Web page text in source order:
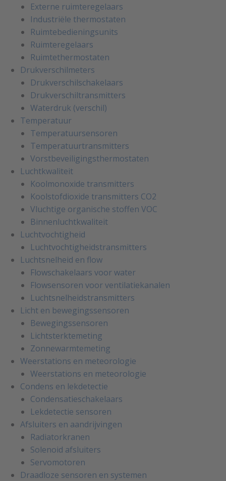
Externe ruimteregelaars
Industriële thermostaten
Ruimtebedieningsunits
Ruimteregelaars
Ruimtethermostaten
Drukverschilmeters
Drukverschilschakelaars
Drukverschiltransmitters
Waterdruk (verschil)
Temperatuur
Temperatuursensoren
Temperatuurtransmitters
Vorstbeveiligingsthermostaten
Luchtkwaliteit
Koolmonoxide transmitters
Koolstofdioxide transmitters CO2
Vluchtige organische stoffen VOC
Binnenluchtkwaliteit
Luchtvochtigheid
Luchtvochtigheidstransmitters
Luchtsnelheid en flow
Flowschakelaars voor water
Flowsensoren voor ventilatiekanalen
Luchtsnelheidstransmitters
Licht en bewegingssensoren
Bewegingssensoren
Lichtsterktemeting
Zonnewarmtemeting
Weerstations en meteorologie
Weerstations en meteorologie
Condens en lekdetectie
Condensatieschakelaars
Lekdetectie sensoren
Afsluiters en aandrijvingen
Radiatorkranen
Solenoid afsluiters
Servomotoren
Draadloze sensoren en systemen